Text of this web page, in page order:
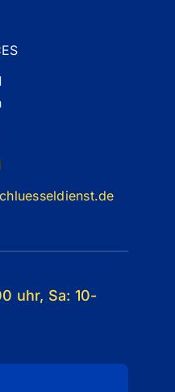
uhr, Sa: 10-